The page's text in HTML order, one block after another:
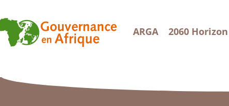
ARGA 2060 Horizon